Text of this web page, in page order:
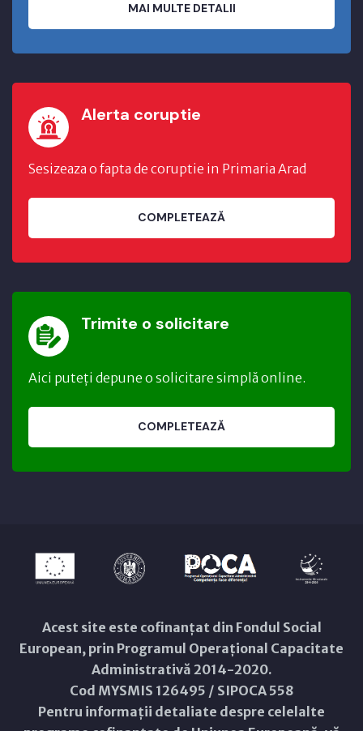
MAI MULTE DETALII
Alerta coruptie
Sesizeaza o fapta de coruptie in Primaria Arad
COMPLETEAZĂ
Trimite o solicitare
Aici puteți depune o solicitare simplă online.
COMPLETEAZĂ
Acest site este cofinanțat din Fondul Social
European, prin Programul Operațional Capacitate
Administrativă 2014-2020.
Cod MYSMIS 126495 / SIPOCA 558
Pentru informații detaliate despre celelalte